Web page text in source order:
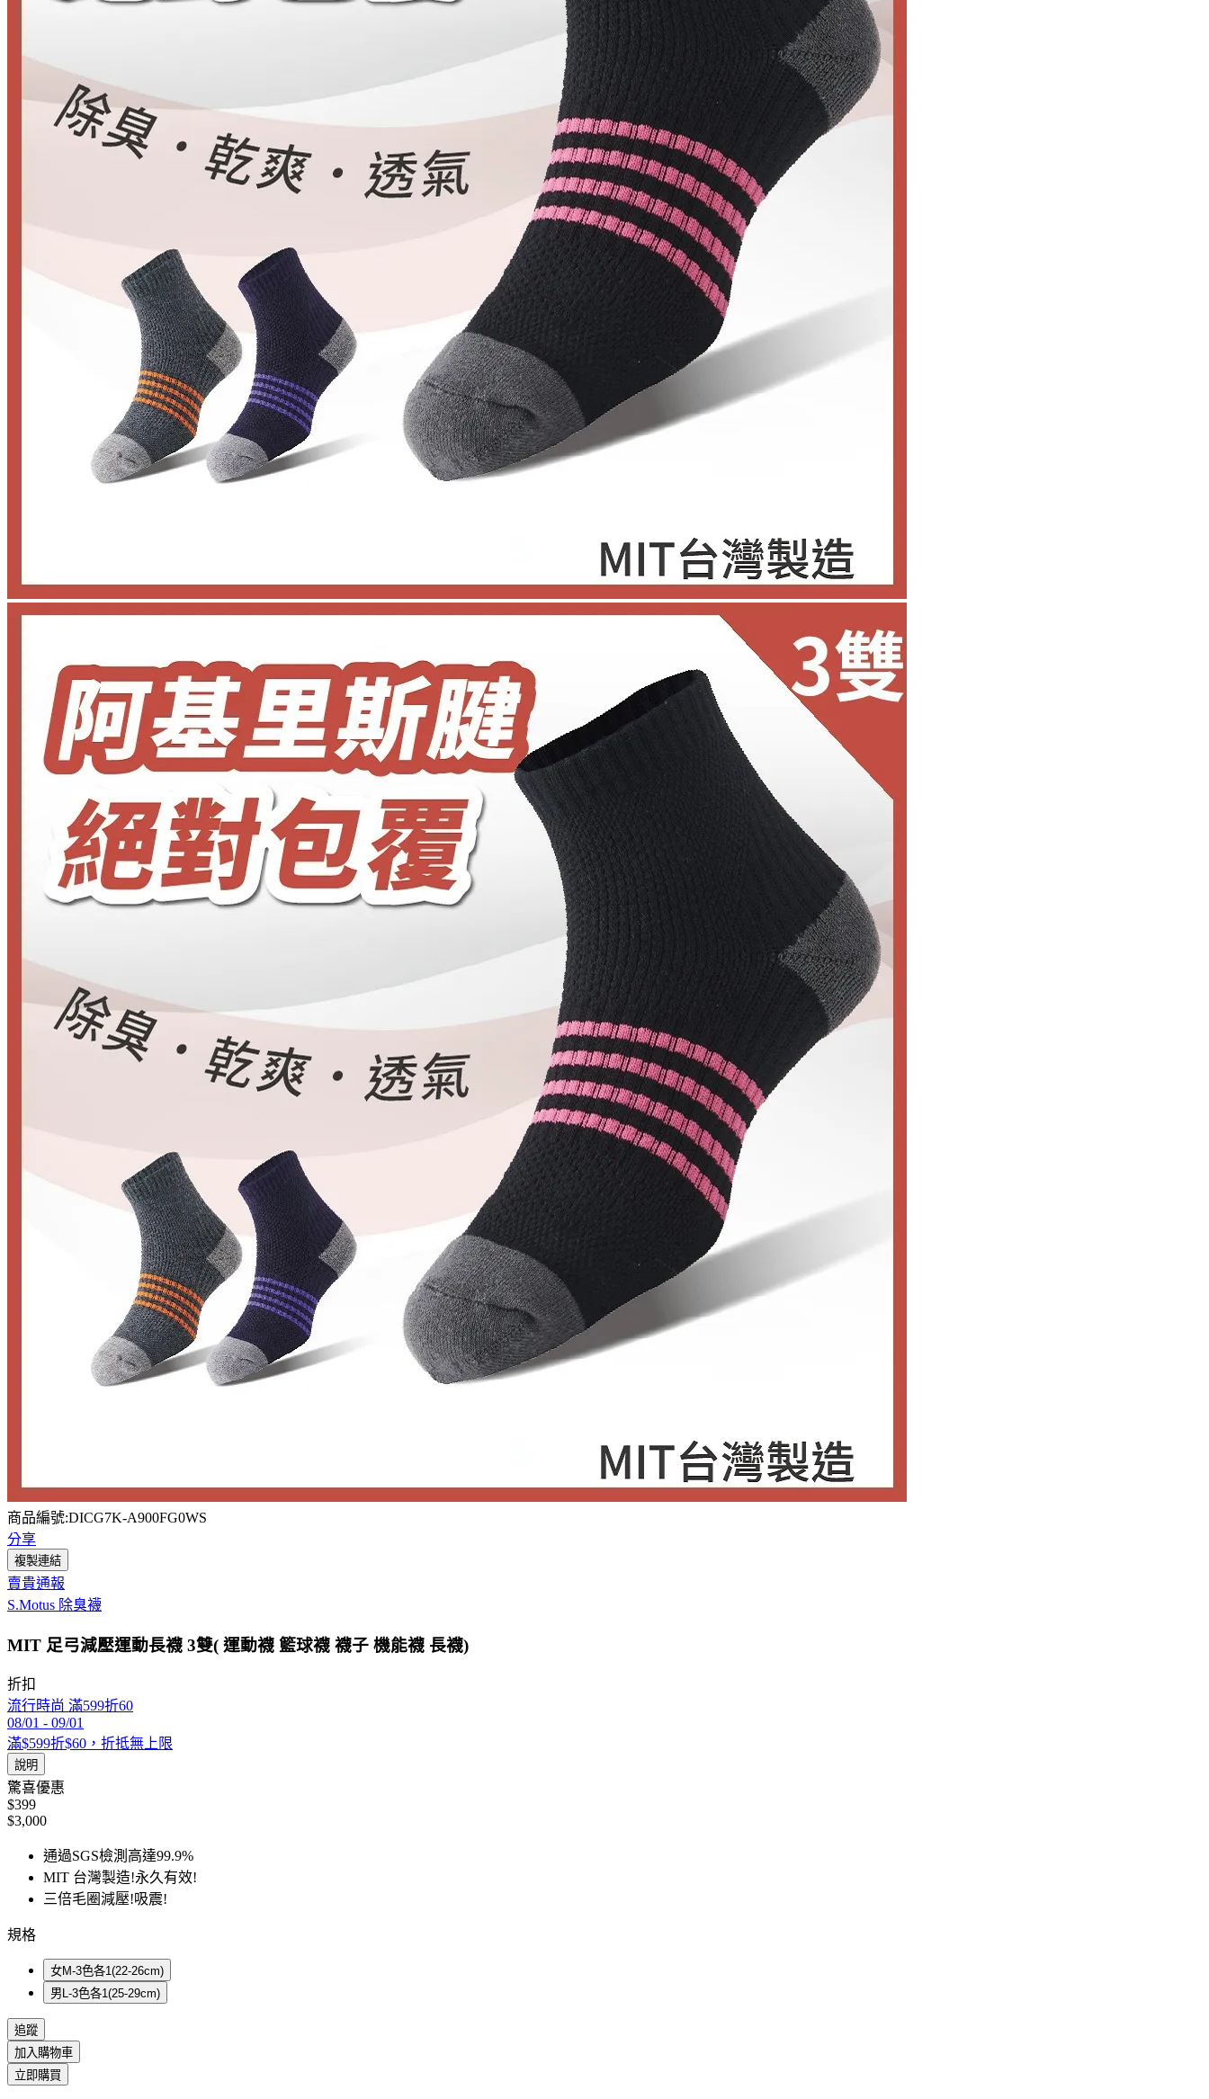
商品編號:DICG7K-A900FG0WS
分享
複製連結
賣貴通報
S.Motus 除臭襪
MIT 足弓減壓運動長襪 3雙( 運動襪 籃球襪 襪子 機能襪 長襪)
折扣
流行時尚 滿599折60
08/01 - 09/01
滿$599折$60，折抵無上限
說明
驚喜優惠
$399
$3,000
通過SGS檢測高達99.9%
MIT 台灣製造!永久有效!
三倍毛圈減壓!吸震!
規格
女M-3色各1(22-26cm)
男L-3色各1(25-29cm)
追蹤
加入購物車
立即購買